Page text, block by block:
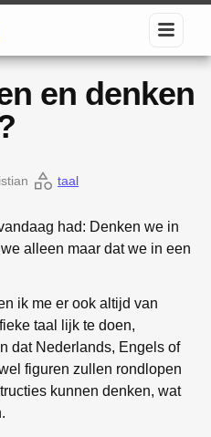
en denken
taal
had: Denken we in
alleen maar dat we in een
ik me er ook altijd van
taal lijk te doen,
dat Nederlands, Engels of
figuren zullen rondlopen
kunnen denken, wat